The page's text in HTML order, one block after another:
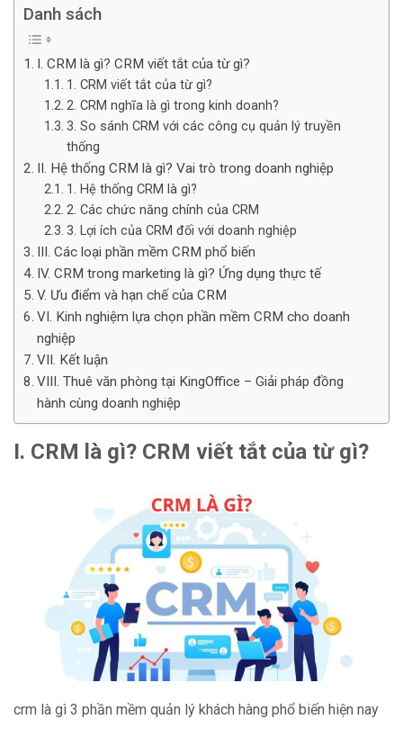
Danh sách
I. CRM là gì? CRM viết tắt của từ gì?
1. CRM viết tắt của từ gì?
2. CRM nghĩa là gì trong kinh doanh?
3. So sánh CRM với các công cụ quản lý truyền
thống
II. Hệ thống CRM là gì? Vai trò trong doanh nghiệp
1. Hệ thống CRM là gì?
2. Các chức năng chính của CRM
3. Lợi ích của CRM đối với doanh nghiệp
III. Các loại phần mềm CRM phổ biến
IV. CRM trong marketing là gì? Ứng dụng thực tế
V. Ưu điểm và hạn chế của CRM
VI. Kinh nghiệm lựa chọn phần mềm CRM cho doanh
nghiệp
VII. Kết luận
VIII. Thuê văn phòng tại KingOffice – Giải pháp đồng
hành cùng doanh nghiệp
I. CRM là gì? CRM viết tắt của từ gì?
crm là gì 3 phần mềm quản lý khách hàng phổ biến hiện nay